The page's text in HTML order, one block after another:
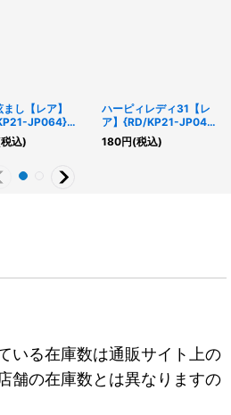
し【レア】
JP064}
》
込)
ハーピィレディ31【レ
ア】{RD/KP21-JP044}
《RDフュージョン》
180円(税込)
いる在庫数は通販サイト上の
舗の在庫数とは異なりますの